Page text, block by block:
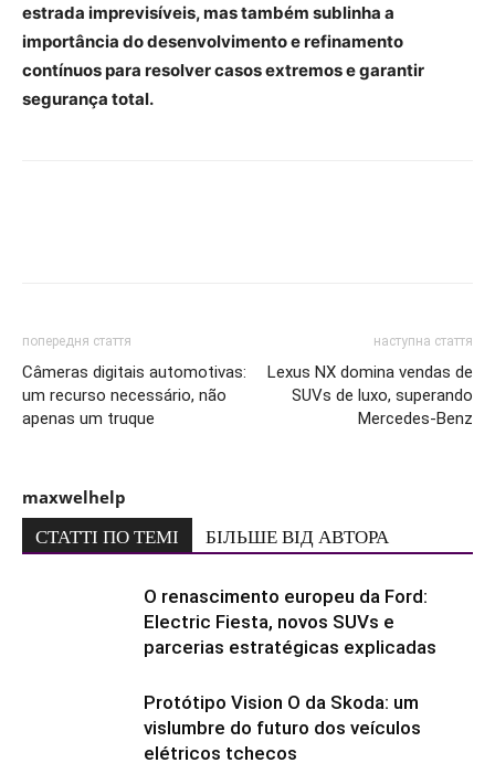
estrada imprevisíveis, mas também sublinha a
importância do desenvolvimento e refinamento
contínuos para resolver casos extremos e garantir
segurança total.
попередня стаття
Câmeras digitais automotivas:
um recurso necessário, não
apenas um truque
наступна стаття
Lexus NX domina vendas de
SUVs de luxo, superando
Mercedes-Benz
maxwelhelp
СТАТТІ ПО ТЕМІ БІЛЬШЕ ВІД АВТОРА
O renascimento europeu da Ford:
Electric Fiesta, novos SUVs e
parcerias estratégicas explicadas
Protótipo Vision O da Skoda: um
vislumbre do futuro dos veículos
elétricos tchecos